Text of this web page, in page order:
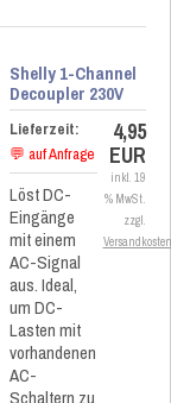
Shelly 1-Channel
Decoupler 230V
Lieferzeit:
💬 auf Anfrage
Löst DC-
Eingänge
mit einem
AC-Signal
aus. Ideal,
um DC-
Lasten mit
vorhandenen
AC-
Schaltern zu
4,95
EUR
inkl. 19
% MwSt.
zzgl.
Versandkosten